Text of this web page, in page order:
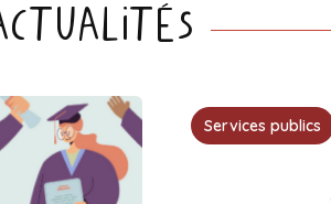
Services publics